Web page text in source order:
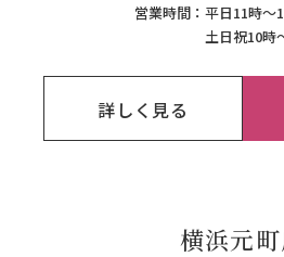
営業時間： 平日11時～
土日祝10時
詳しく見る
横浜元